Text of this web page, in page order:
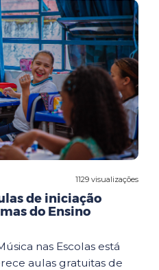
1129 visualizações
de iniciação
do Ensino
nas Escolas está
aulas gratuitas de